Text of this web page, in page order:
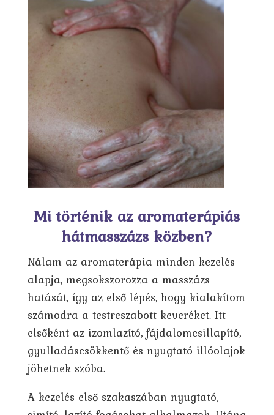
Mi történik az aromaterápiás
hátmasszázs közben?
Nálam az aromaterápia minden kezelés
alapja, megsokszorozza a masszázs
hatását, így az első lépés, hogy kialakítom
számodra a testreszabott keveréket. Itt
elsőként az izomlazító, fájdalomcsillapító,
gyulladáscsökkentő és nyugtató illóolajok
jöhetnek szóba.
A kezelés első szakaszában nyugtató,